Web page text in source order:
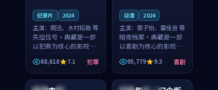
纪录片 2024
主演： 周迅、木村拓哉 等
失控信号·典藏是一部
以犯罪为核心的影视作
品，围绕危机、反转与
人物成长展开，整体节
奏紧凑，值得推荐观
看。
88,618 7.1 犯罪
动漫 2024
主演： 章子怡、雷佳音 等
暗夜档案·典藏是一部
以喜剧为核心的影视作
品，围绕危机、反转与
人物成长展开，整体节
奏紧凑，值得推荐观
看。
95,779 9.3 喜剧